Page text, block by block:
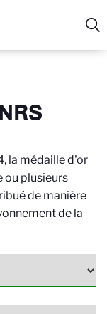
la médaille d'or
ou plusieurs
de manière
de la